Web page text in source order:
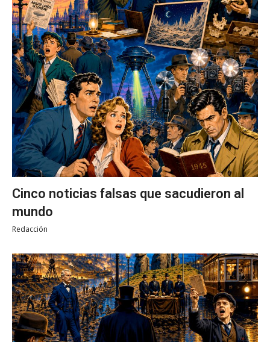
Cinco noticias falsas que sacudieron al
mundo
Redacción